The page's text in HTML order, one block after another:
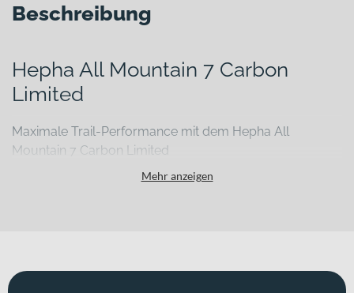
Beschreibung
Hepha All Mountain 7 Carbon
Limited
Maximale Trail-Performance mit dem Hepha All
Mountain 7 Carbon Limited
Wenn anspruchsvolle Trails, lange Anstiege und technisch
Mountain-Einsätze und bergab-orientierte Abenteuer. Erhältlich ist
Mehr anzeigen